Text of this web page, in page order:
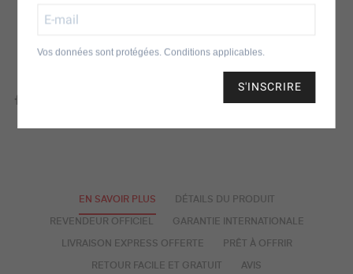
AJOUTER POUR COMPARER
EN SAVOIR PLUS DÉTAILS DU PRODUIT
REVENDEUR OFFICIEL GARANTIE INTERNATIONALE
LIVRAISON EXPRESS OFFERTE PRÊT À OFFRIR
RETOUR FACILE ET GRATUIT AVIS
Vos données sont protégées. Conditions applicables.
S'INSCRIRE